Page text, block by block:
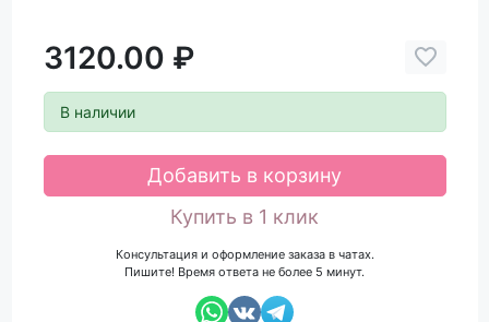
3120.00 ₽
В наличии
Добавить в корзину
Купить в 1 клик
Консультация и оформление заказа в чатах.
Пишите! Время ответа не более 5 минут.